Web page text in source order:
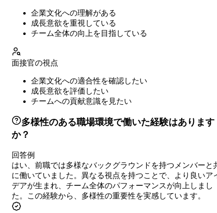
企業文化への理解がある
成長意欲を重視している
チーム全体の向上を目指している
面接官の視点
企業文化への適合性を確認したい
成長意欲を評価したい
チームへの貢献意識を見たい
多様性のある職場環境で働いた経験はあります
か？
回答例
はい、前職では多様なバックグラウンドを持つメンバーと
に働いていました。異なる視点を持つことで、より良いア
デアが生まれ、チーム全体のパフォーマンスが向上しまし
た。この経験から、多様性の重要性を実感しています。